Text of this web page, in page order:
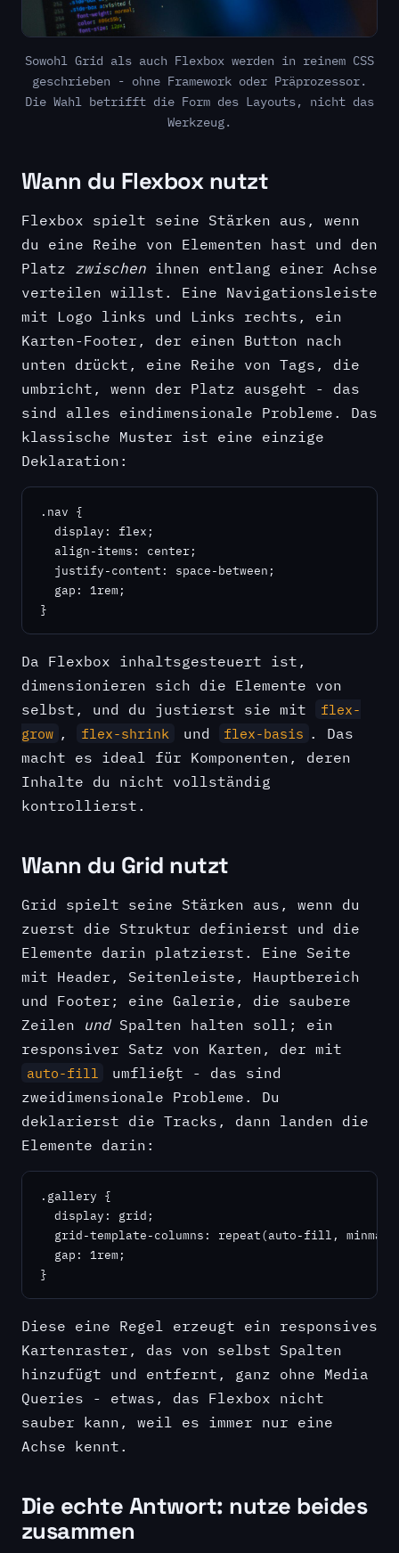
Sowohl Grid als auch Flexbox werden in reinem CSS
geschrieben - ohne Framework oder Präprozessor.
Die Wahl betrifft die Form des Layouts, nicht das
Werkzeug.
Wann du Flexbox nutzt
Flexbox spielt seine Stärken aus, wenn
du eine Reihe von Elementen hast und den
Platz zwischen ihnen entlang einer Achse
verteilen willst. Eine Navigationsleiste
mit Logo links und Links rechts, ein
Karten-Footer, der einen Button nach
unten drückt, eine Reihe von Tags, die
umbricht, wenn der Platz ausgeht - das
sind alles eindimensionale Probleme. Das
klassische Muster ist eine einzige
Deklaration:
.nav {
  display: flex;
  align-items: center;
  justify-content: space-between;
  gap: 1rem;
}
Da Flexbox inhaltsgesteuert ist,
dimensionieren sich die Elemente von
selbst, und du justierst sie mit
flex-
grow , flex-shrink und flex-basis . Das
macht es ideal für Komponenten, deren
Inhalte du nicht vollständig
kontrollierst.
Wann du Grid nutzt
Grid spielt seine Stärken aus, wenn du
zuerst die Struktur definierst und die
Elemente darin platzierst. Eine Seite
mit Header, Seitenleiste, Hauptbereich
und Footer; eine Galerie, die saubere
Zeilen undSpalten halten soll; ein
responsiver Satz von Karten, der mit
auto-fill
umfließt - das sind
zweidimensionale Probleme. Du
deklarierst die Tracks, dann landen die
Elemente darin:
.gallery {
  display: grid;
grid-template-columns: repeat(auto-fill,
  gap: 1rem;
}
Diese eine Regel erzeugt ein responsives
Kartenraster, das von selbst Spalten
hinzufügt und entfernt, ganz ohne Media
Queries - etwas, das Flexbox nicht
sauber kann, weil es immer nur eine
Achse kennt.
Die echte Antwort: nutze beides
zusammen